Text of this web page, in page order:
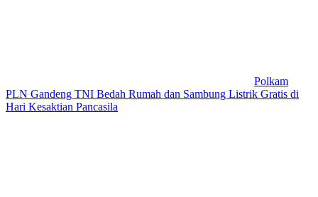
Polkam
PLN Gandeng TNI Bedah Rumah dan Sambung Listrik Gratis di
Hari Kesaktian Pancasila